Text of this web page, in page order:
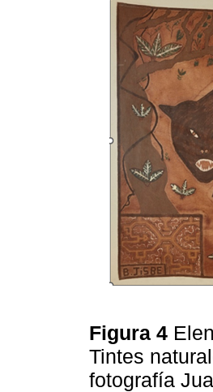
Figura 4
Tintes
fotografía